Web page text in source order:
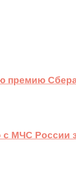
премию
МЧС России